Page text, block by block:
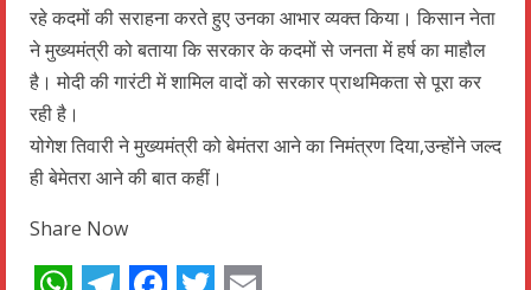
रहे कदमों की सराहना करते हुए उनका आभार व्यक्त किया। किसान नेता
ने मुख्यमंत्री को बताया कि सरकार के कदमों से जनता में हर्ष का माहौल
है। मोदी की गारंटी में शामिल वादों को सरकार प्राथमिकता से पूरा कर
रही है।
योगेश तिवारी ने मुख्यमंत्री को बेमंतरा आने का निमंत्रण दिया,उन्होंने जल्द
ही बेमेतरा आने की बात कहीं।
Share Now